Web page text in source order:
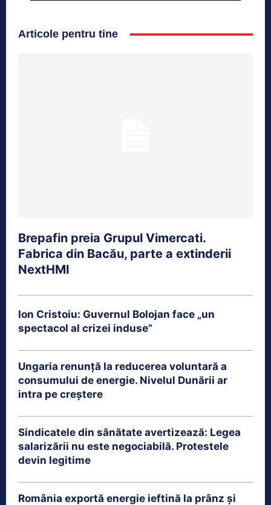
Articole pentru tine
Brepafin preia Grupul Vimercati.
Fabrica din Bacău, parte a extinderii
NextHMI
Ion Cristoiu: Guvernul Bolojan face „un
spectacol al crizei induse”
Ungaria renunță la reducerea voluntară a
consumului de energie. Nivelul Dunării ar
intra pe creștere
Sindicatele din sănătate avertizează: Legea
salarizării nu este negociabilă. Protestele
devin legitime
România exportă energie ieftină la prânz și